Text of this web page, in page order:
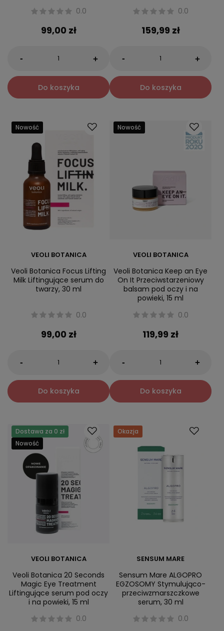
0.0
99,00 zł
- +
Do koszyka
0.0
159,99 zł
- +
Do koszyka
Nowość
VEOLI BOTANICA
Veoli Botanica Focus Lifting
Milk Liftingujące serum do
twarzy, 30 ml
0.0
99,00 zł
- +
Do koszyka
Nowość
VEOLI BOTANICA
Veoli Botanica Keep an Eye
On It Przeciwstarzeniowy
balsam pod oczy i na
powieki, 15 ml
0.0
119,99 zł
- +
Do koszyka
Dostawa za 0 zł
Nowość
VEOLI BOTANICA
Veoli Botanica 20 Seconds
Magic Eye Treatment
Liftingujące serum pod oczy
i na powieki, 15 ml
0.0
Okazja
SENSUM MARE
Sensum Mare ALGOPRO
EGZOSOMY Stymulująco-
przeciwzmarszczkowe
serum, 30 ml
0.0